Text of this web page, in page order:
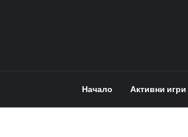
Начало Активни игри